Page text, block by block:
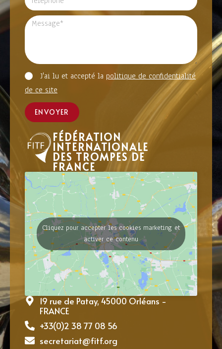
J'ai lu et accepté la politique de confidentialité
de ce site
ENVOYER
FÉDÉRATION
INTERNATIONALE
DES TROMPES DE
FRANCE
Cliquez pour accepter les cookies marketing et
activer ce contenu
19 rue de Patay, 45000 Orléans -
FRANCE
+33(0)2 38 77 08 56
secretariat@fitf.org